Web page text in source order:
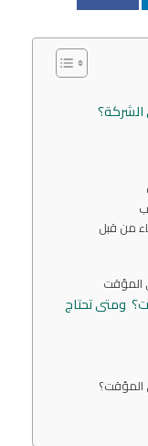
الشركة؟
من قبل
ومتى تحتاج